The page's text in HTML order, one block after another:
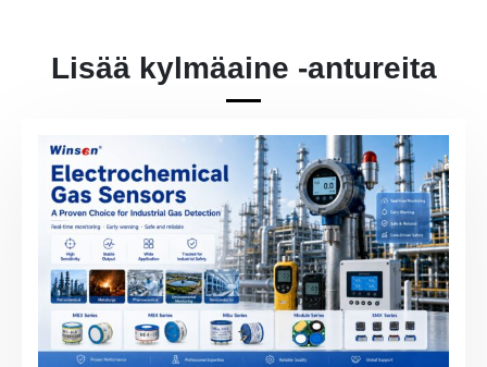
Lisää kylmäaine -antureita